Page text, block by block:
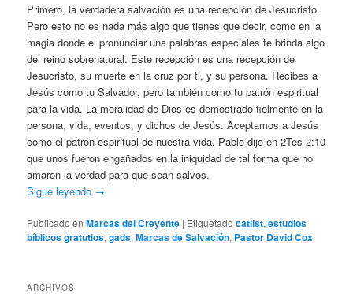
Primero, la verdadera salvación es una recepción de Jesucristo.
Pero esto no es nada más algo que tienes que decir, como en la
magia donde el pronunciar una palabras especiales te brinda algo
del reino sobrenatural. Este recepción es una recepción de
Jesucristo, su muerte en la cruz por ti, y su persona. Recibes a
Jesús como tu Salvador, pero también como tu patrón espiritual
para la vida. La moralidad de Dios es demostrado fielmente en la
persona, vida, eventos, y dichos de Jesús. Aceptamos a Jesús
como el patrón espiritual de nuestra vida. Pablo dijo en 2Tes 2:10
que unos fueron engañados en la iniquidad de tal forma que no
amaron la verdad para que sean salvos.
Sigue leyendo →
Publicado en Marcas del Creyente | Etiquetado catlist,estudios
bíblicos gratutios,gads,Marcas de Salvación, Pastor David Cox
ARCHIVOS